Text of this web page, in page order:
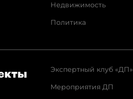
Недвижимость
Политика
Экспертный клуб «ДП»
Мероприятия ДП